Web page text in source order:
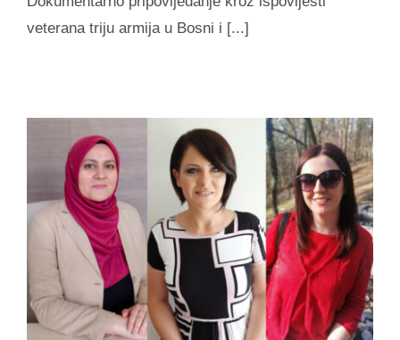
veterana triju armija u Bosni i [...]